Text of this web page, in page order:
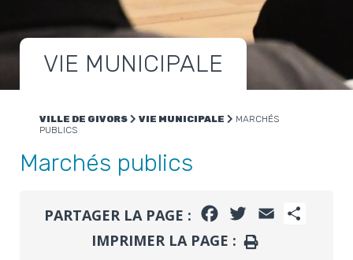
VIE MUNICIPALE
VILLE DE GIVORS VIE MUNICIPALE
MARCHÉS
PUBLICS
Marchés publics
PARTAGER LA PAGE : FACEBOOKTWITTER
EMAIL
IMPRIMER LA PAGE : IMPRIMER